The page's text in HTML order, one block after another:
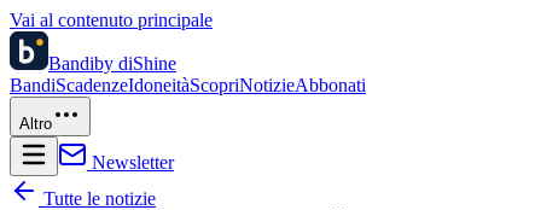
Vai al contenuto principale
Bandiby diShine
BandiScadenzeIdoneitàScopriNotizieAbbonati
Altro
Newsletter
Tutte le notizie